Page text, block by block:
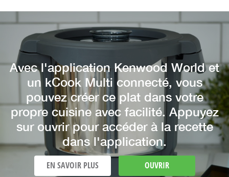
Avec l'application Kenwood World et
un kCook Multi connecté, vous
pouvez créer ce plat dans votre
propre cuisine avec facilité. Appuyez
sur ouvrir pour accéder à la recette
dans l'application.
EN SAVOIR PLUS OUVRIR